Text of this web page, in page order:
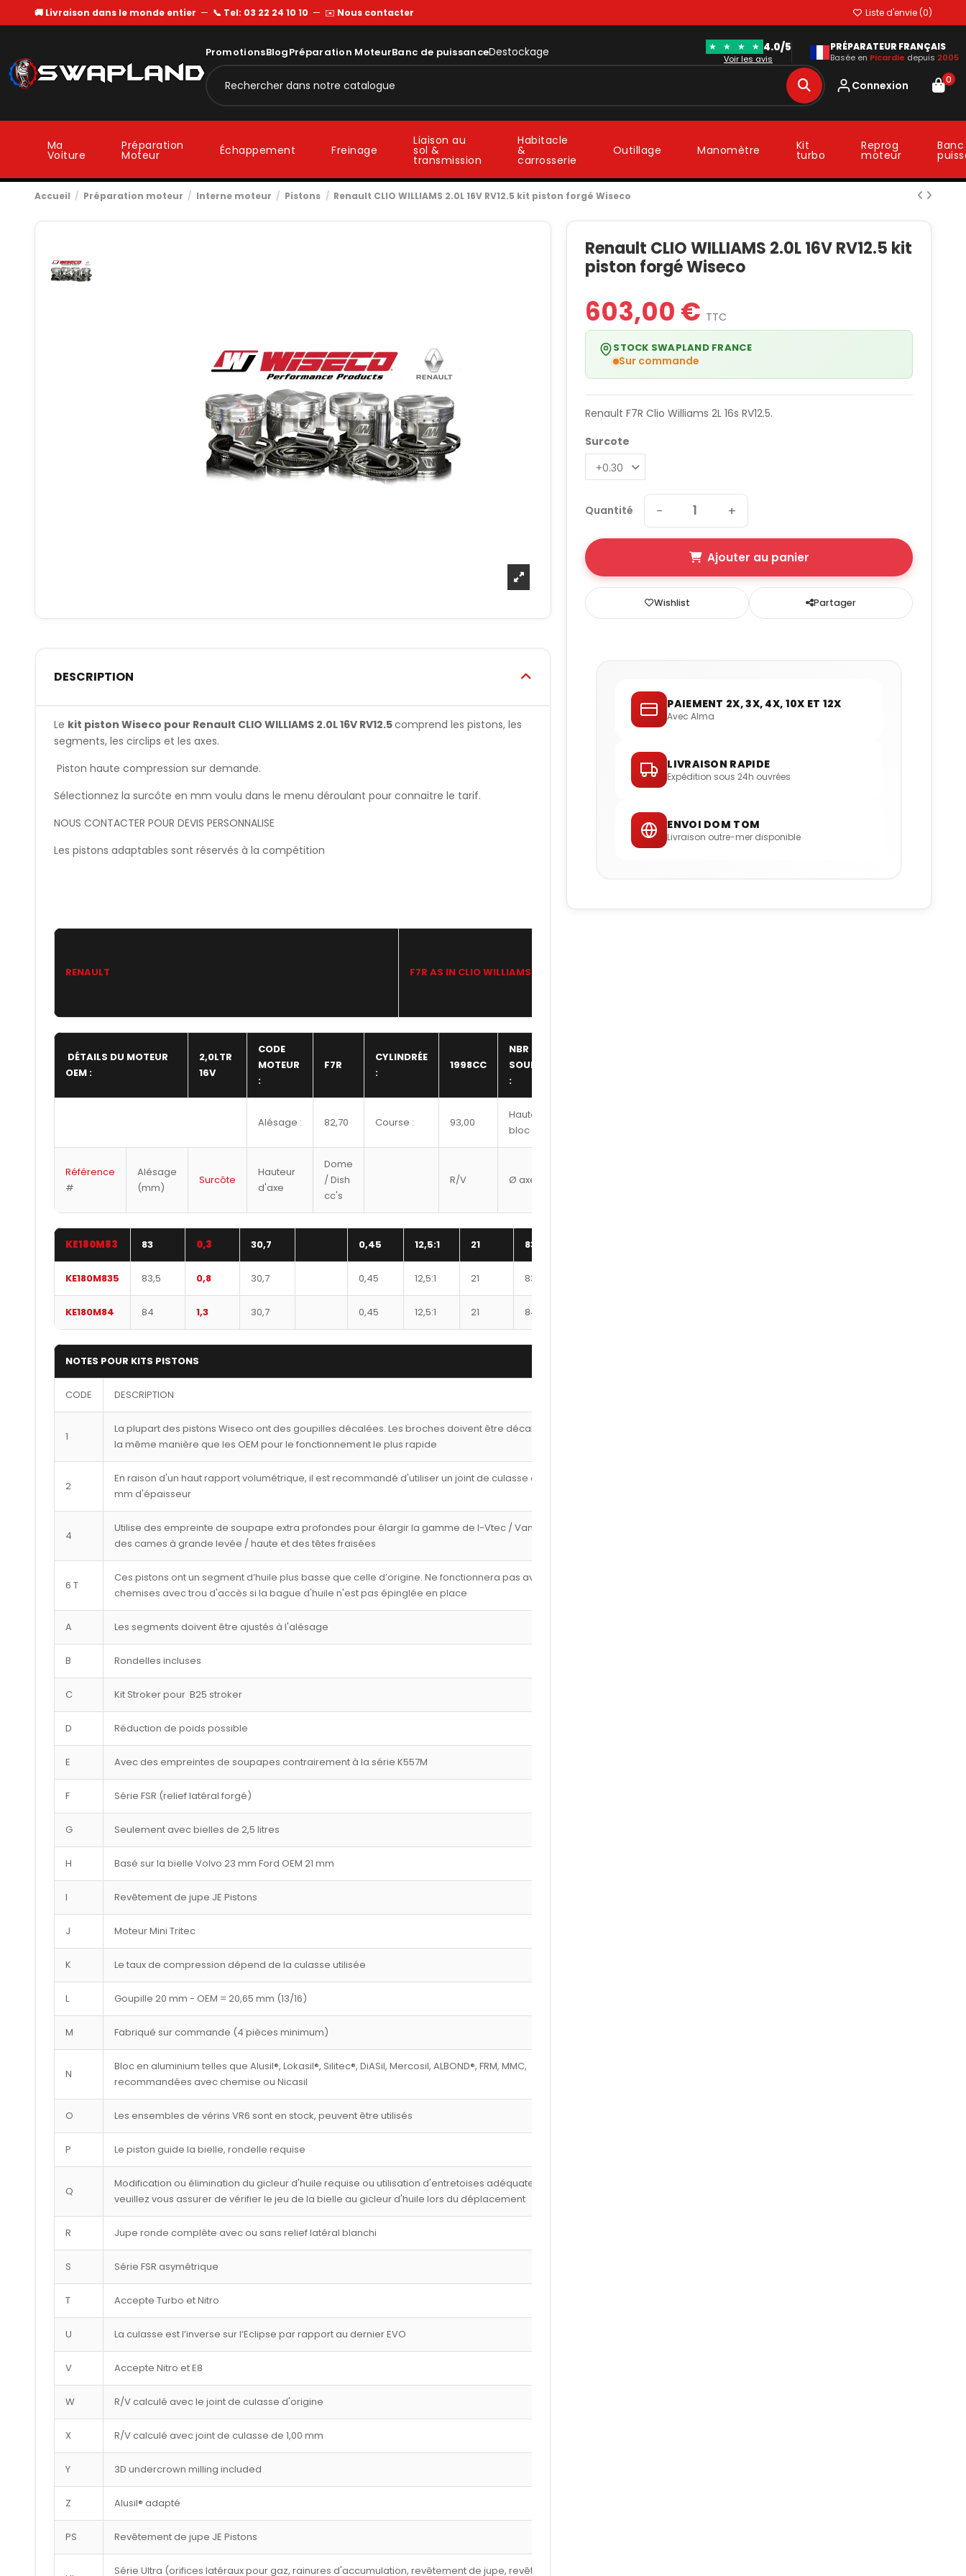
🚚 Livraison dans le monde entier — 📞 Tel: 03 22 24 10 10 — ✉️ Nous contacter Liste d'envie (0)
PromotionsBlogPréparation MoteurBanc de puissanceDestockage ★ ★ ★ ★ 4.0/5
Voir les avis
PRÉPARATEUR FRANÇAIS
Basée en Picardie depuis 2005
Connexion 0
Ma
Voiture
Préparation
Moteur Échappement Freinage
Liaison au
sol &
transmission
Habitacle
&
carrosserie
Outillage Manomètre Kit
turbo
Reprog
moteur
Accueil Préparation moteur Interne moteur Pistons Renault CLIO WILLIAMS 2.0L 16V RV12.5 kit piston forgé Wiseco
DESCRIPTION
Le kit piston Wiseco pour Renault CLIO WILLIAMS 2.0L 16V RV12.5comprend les pistons, les
segments, les circlips et les axes.
Piston haute compression sur demande.
Sélectionnez la surcôte en mm voulu dans le menu déroulant pour connaitre le tarif.
NOUS CONTACTER POUR DEVIS PERSONNALISE
Les pistons adaptables sont réservés à la compétition
RENAULT F7R AS IN CLIO WILLIAMS
DÉTAILS DU MOTEUR
OEM :
2,0LTR
16V
CODE
MOTEUR
:
F7R
CYLINDRÉE
:
1998CC
NBR
SOUPAPE
:
Alésage : 82,70 Course : 93,00
Hauteur
bloc :
Référence
#
Alésage
(mm)
Surcôte
Hauteur
d'axe
Dome
/ Dish
cc's
R/V Ø axe
KE180M83 83 0,3 30,7 0,45 12,5:1 21 8300XX
KE180M835 83,5 0,8 30,7 0,45 12,5:1 21 8350XX
KE180M84 84 1,3 30,7 0,45 12,5:1 21 8400XX
NOTES POUR KITS PISTONS
CODE DESCRIPTION
1
La plupart des pistons Wiseco ont des goupilles décalées. Les broches doivent être décalées de
la même manière que les OEM pour le fonctionnement le plus rapide
2
En raison d'un haut rapport volumétrique, il est recommandé d'utiliser un joint de culasse de 1,00
mm d'épaisseur
4
Utilise des empreinte de soupape extra profondes pour élargir la gamme de I-Vtec / Vanos avec
des cames à grande levée / haute et des têtes fraisées
6 T
Ces pistons ont un segment d’huile plus basse que celle d’origine. Ne fonctionnera pas avec les
chemises avec trou d'accès si la bague d'huile n'est pas épinglée en place
A Les segments doivent être ajustés à l'alésage
B Rondelles incluses
C Kit Stroker pour B25 stroker
D Réduction de poids possible
E Avec des empreintes de soupapes contrairement à la série K557M
F Série FSR (relief latéral forgé)
G Seulement avec bielles de 2,5 litres
H Basé sur la bielle Volvo 23 mm Ford OEM 21 mm
I Revêtement de jupe JE Pistons
J Moteur Mini Tritec
K Le taux de compression dépend de la culasse utilisée
L Goupille 20 mm - OEM = 20,65 mm (13/16)
M Fabriqué sur commande (4 pièces minimum)
N
Bloc en aluminium telles que Alusil®, Lokasil®, Silitec®, DiASil, Mercosil, ALBOND®, FRM, MMC,
recommandées avec chemise ou Nicasil
O Les ensembles de vérins VR6 sont en stock, peuvent être utilisés
P Le piston guide la bielle, rondelle requise
Q
Modification ou élimination du gicleur d'huile requise ou utilisation d'entretoises adéquates,
veuillez vous assurer de vérifier le jeu de la bielle au gicleur d'huile lors du déplacement
R Jupe ronde complète avec ou sans relief latéral blanchi
S Série FSR asymétrique
T Accepte Turbo et Nitro
U La culasse est l’inverse sur l’Eclipse par rapport au dernier EVO
V Accepte Nitro et E8
W R/V calculé avec le joint de culasse d'origine
X R/V calculé avec joint de culasse de 1,00 mm
Y 3D undercrown milling included
Z Alusil® adapté
PS Revêtement de jupe JE Pistons
Série Ultra (orifices latéraux pour gaz, rainures d'accumulation, revêtement de jupe, revêtement
Renault CLIO WILLIAMS 2.0L 16V RV12.5 kit
piston forgé Wiseco
603,00 € TTC
STOCK SWAPLAND FRANCE
Sur commande
Renault F7R Clio Williams 2L 16s RV12.5.
Surcote
Quantité − +
Ajouter au panier
Wishlist Partager
PAIEMENT 2X, 3X, 4X, 10X ET 12X
Avec Alma
LIVRAISON RAPIDE
Expédition sous 24h ouvrées
ENVOI DOM TOM
Livraison outre-mer disponible